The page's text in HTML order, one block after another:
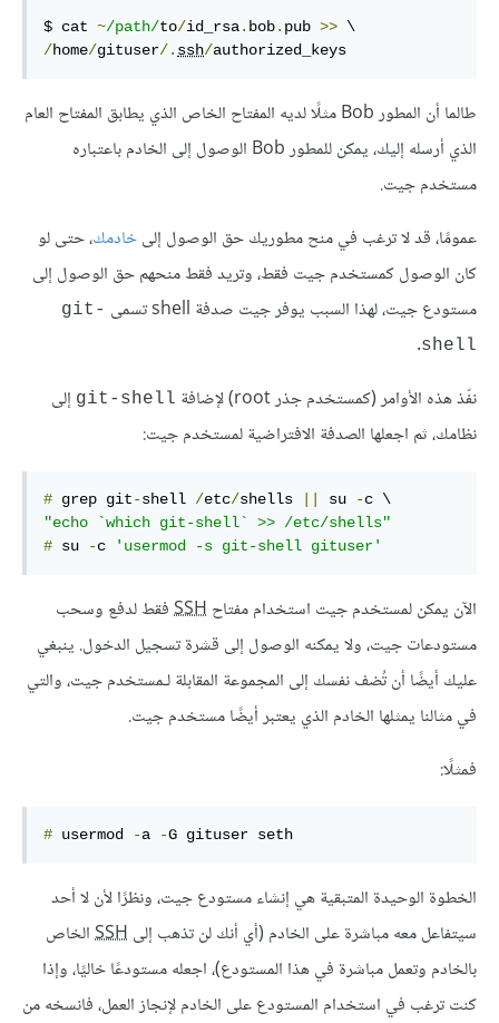
$ cat ~/path/to/id_rsa. bob. pub >>
/home/gituser/. ssh/authorized_keys
طالما أن المطور Bob مثلًا لديه المفتاح الخاص الذي يطابق المفتاح العام
الذي أرسله إليك، يمكن للمطور Bob الوصول إلى الخادم باعتباره
مستخدم جيت.
عمومًا، قد لا ترغب في منح مطوريك حق الوصول إلىخادمك، حتى لو
كان الوصول كمستخدم جيت فقط، وتريد فقط منحهم حق الوصول إلى
مستودع جيت، لهذا السبب يوفر جيت صدفة shell تسمى
git-
shell
.
نفّذ هذه الأوامر (كمستخدم جذر root) لإضافة
git-shell إلى
نظامك، ثم اجعلها الصدفة الافتراضية لمستخدم جيت:
# grep git-shell /etc/shells su -
"echo `which git-shell` >> /etc/shells"
# su -c 'usermod -s git-shell gituser'
الآن يمكن لمستخدم جيت استخدام مفتاح SSHفقط لدفع وسحب
مستودعات جيت، ولا يمكنه الوصول إلى قشرة تسجيل الدخول. ينبغي
عليك أيضًا أن تُضف نفسك إلى المجموعة المقابلة لـمستخدم جيت، والتي
في مثالنا يمثلها الخادم الذي يعتبر أيضًا مستخدم جيت.
فمثلًا:
# usermod -a -G gituser seth
الخطوة الوحيدة المتبقية هي إنشاء مستودع جيت، ونظرًا لأن لا أحد
سيتفاعل معه مباشرة على الخادم (أي أنك لن تذهب إلى SSHالخاص
بالخادم وتعمل مباشرة في هذا المستودع)، اجعله مستودعًا خاليًا، وإذا
كنت ترغب في استخدام المستودع على الخادم لإنجاز العمل، فانسخه من